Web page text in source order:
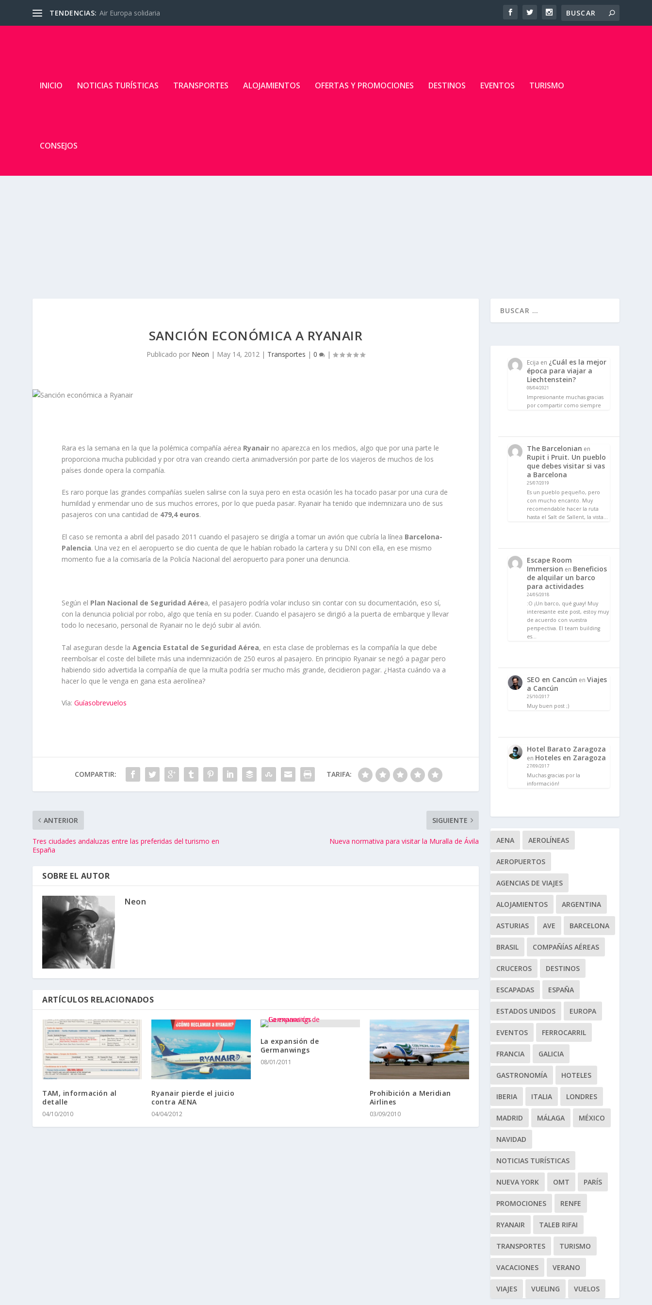
TENDENCIAS: Air Europa solidaria
INICIO NOTICIAS TURÍSTICAS TRANSPORTES ALOJAMIENTOS OFERTAS Y PROMOCIONES DESTINOS EVENTOS TURISMO
CONSEJOS
SANCIÓN ECONÓMICA A RYANAIR
Publicado por Neon | May 14, 2012| Transportes | 0 |
Rara es la semana en la que la polémica compañía aérea Ryanair no aparezca en los medios, algo que por una parte le
proporciona mucha publicidad y por otra van creando cierta animadversión por parte de los viajeros de muchos de los
países donde opera la compañía.
Es raro porque las grandes compañías suelen salirse con la suya pero en esta ocasión les ha tocado pasar por una cura de
humildad y enmendar uno de sus muchos errores, por lo que pueda pasar. Ryanair ha tenido que indemnizara uno de sus
pasajeros con una cantidad de 479,4 euros.
El caso se remonta a abril del pasado 2011 cuando el pasajero se dirigía a tomar un avión que cubría la línea Barcelona-
Palencia. Una vez en el aeropuerto se dio cuenta de que le habían robado la cartera y su DNI con ella, en ese mismo
momento fue a la comisaría de la Policía Nacional del aeropuerto para poner una denuncia.
Según el Plan Nacional de Seguridad Aérea, el pasajero podría volar incluso sin contar con su documentación, eso sí,
con la denuncia policial por robo, algo que tenía en su poder. Cuando el pasajero se dirigió a la puerta de embarque y llevar
todo lo necesario, personal de Ryanair no le dejó subir al avión.
Tal aseguran desde laAgencia Estatal de Seguridad Aérea, en esta clase de problemas es la compañía la que debe
reembolsar el coste del billete más una indemnización de 250 euros al pasajero. En principio Ryanair se negó a pagar pero
habiendo sido advertida la compañía de que la multa podría ser mucho más grande, decidieron pagar. ¿Hasta cuándo va a
hacer lo que le venga en gana esta aerolínea?
Vía:Guíasobrevuelos
COMPARTIR: TARIFA:
ANTERIOR
Tres ciudades andaluzas entre las preferidas del turismo en
España
SIGUIENTE
Nueva normativa para visitar la Muralla de Ávila
SOBRE EL AUTOR
Neon
ARTÍCULOS RELACIONADOS
TAM, información al
detalle
04/10/2010
Ryanair pierde el juicio
contra AENA
04/04/2012
La expansión de
Germanwings
08/01/2011
Prohibición a Meridian
Airlines
03/09/2010
Ecija en ¿Cuál es la mejor
época para viajar a
Liechtenstein?
08/04/2021
Impresionante muchas gracias
por compartir como siempre
The Barcelonian en
Rupit i Pruit. Un pueblo
que debes visitar si vas
a Barcelona
25/07/2019
Es un pueblo pequeño, pero
con mucho encanto. Muy
recomendable hacer la ruta
hasta el Salt de Sallent, la vista…
Escape Room
Immersion en Beneficios
de alquilar un barco
para actividades
24/05/2018
:O ¡Un barco, qué guay! Muy
interesante este post, estoy muy
de acuerdo con vuestra
perspectiva. El team building
es…
SEO en Cancún en Viajes
a Cancún
25/10/2017
Muy buen post ;)
Hotel Barato Zaragoza
en Hoteles en Zaragoza
27/09/2017
Muchas gracias por la
información!
AENA AEROLÍNEAS
AEROPUERTOS
AGENCIAS DE VIAJES
ALOJAMIENTOS ARGENTINA
ASTURIAS AVE BARCELONA
BRASIL COMPAÑÍAS AÉREAS
CRUCEROS DESTINOS
ESCAPADAS ESPAÑA
ESTADOS UNIDOS EUROPA
EVENTOS FERROCARRIL
FRANCIA GALICIA
GASTRONOMÍA HOTELES
IBERIA ITALIA LONDRES
MADRID MÁLAGA MÉXICO
NAVIDAD
NOTICIAS TURÍSTICAS
NUEVA YORK OMT PARÍS
PROMOCIONES RENFE
RYANAIR TALEB RIFAI
TRANSPORTES TURISMO
VACACIONES VERANO
VIAJES VUELING VUELOS